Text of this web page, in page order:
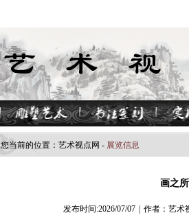
您当前的位置： 艺术视点​网 - 展览信息
画之
发布时间:2026/07/07 作者：艺术